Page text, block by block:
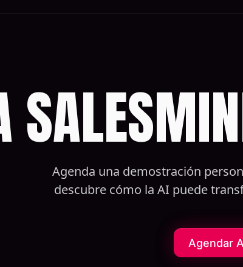
Agenda una demostración
descubre cómo la AI puede
Agendar